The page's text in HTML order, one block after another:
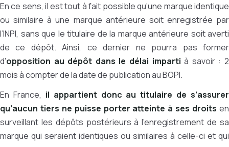
En ce sens, il est tout à fait possible qu’une marque identique
ou similaire à une marque antérieure soit enregistrée par
l’INPI, sans que le titulaire de la marque antérieure soit averti
de ce dépôt. Ainsi, ce dernier ne pourra pas former
d'opposition au dépôt dans le délai impartià savoir : 2
mois à compter de la date de publication au BOPI.
En France, il appartient donc au titulaire de s’assurer
qu’aucun tiers ne puisse porter atteinte à ses droits en
surveillant les dépôts postérieurs à l’enregistrement de sa
marque qui seraient identiques ou similaires à celle-ci et qui